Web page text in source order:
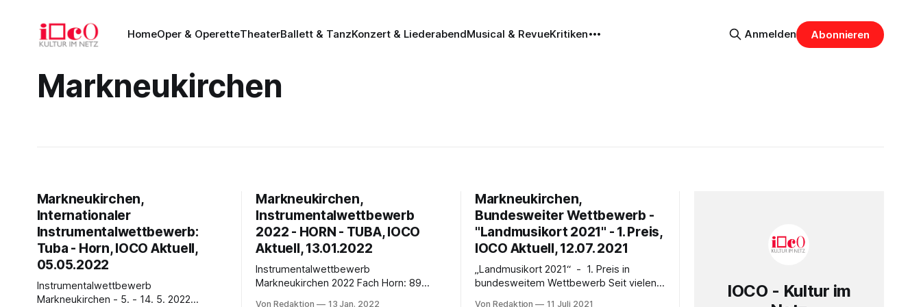
HomeOper & OperetteTheaterBallett & TanzKonzert & LiederabendMusical & RevueKritiken Anmelden Abonnieren
Markneukirchen
Markneukirchen,
Internationaler
Instrumentalwettbewerb:
Tuba - Horn, IOCO Aktuell,
05.05.2022
Instrumentalwettbewerb
Markneukirchen - 5. - 14. 5. 2022
Markneukirchen,
Instrumentalwettbewerb
2022 - HORN - TUBA, IOCO
Aktuell, 13.01.2022
Instrumentalwettbewerb
Markneukirchen 2022 Fach Horn: 89
Von Redaktion 13 Jan. 2022
Markneukirchen,
Bundesweiter Wettbewerb -
"Landmusikort 2021" - 1. Preis,
IOCO Aktuell, 12.07. 2021
„Landmusikort 2021“ - 1. Preis in
bundesweitem Wettbewerb Seit vielen
Von Redaktion 11 Juli 2021
IOCO - Kultur im